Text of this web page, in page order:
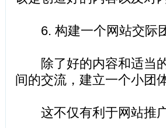
6. 构建一个网站交际
除了好的内容和适当的
间的交流，建立一个小团体
这不仅有利于网站推广